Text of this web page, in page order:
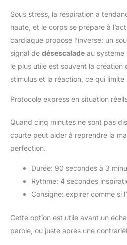
Sous stress, la respiration a
haute, et le corps se prépare à
cardiaque propose l’inverse: un
signal de désescalade au système
le plus utile est souvent la création
stimulus et la réaction, ce qui limite
Protocole express en situation
Quand cinq minutes ne sont pas
courte peut aider à reprendre la
perfection.
Durée: 90 secondes à 3
Rythme: 4 secondes
Consigne: expirer comme si
Cette option est utile avant un
parole, ou juste après une